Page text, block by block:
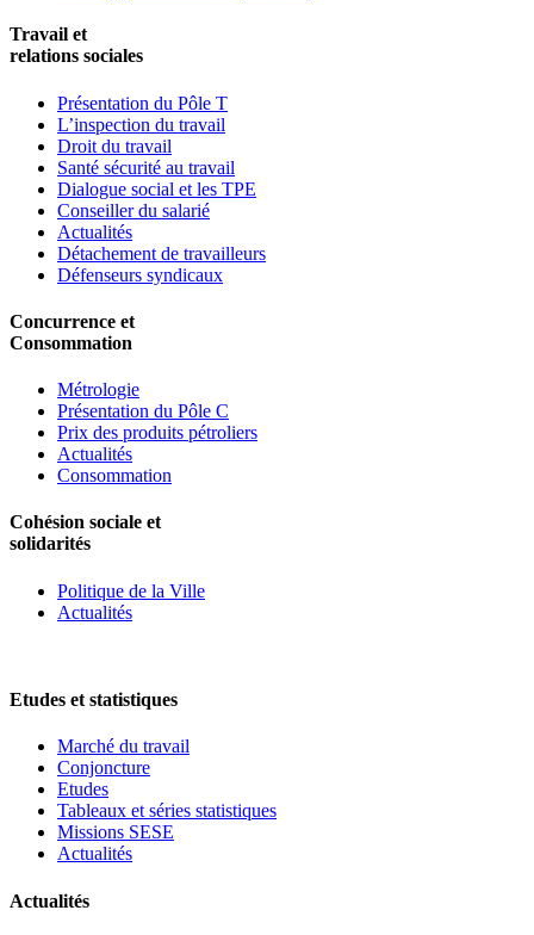
Travail et
relations sociales
Présentation du Pôle T
L’inspection du travail
Droit du travail
Santé sécurité au travail
Dialogue social et les TPE
Conseiller du salarié
Actualités
Détachement de travailleurs
Défenseurs syndicaux
Concurrence et
Consommation
Métrologie
Présentation du Pôle C
Prix des produits pétroliers
Actualités
Consommation
Cohésion sociale et
solidarités
Politique de la Ville
Actualités
Etudes et statistiques
Marché du travail
Conjoncture
Etudes
Tableaux et séries statistiques
Missions SESE
Actualités
Actualités